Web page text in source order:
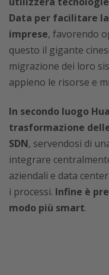
Data per facilitare
imprese, favorendo
questo il gigante
migrazione dei loro
appieno le risorse e
In secondo luogo
trasformazione
SDN, servendosi di
integrare
aziendali e data
i processi. Infine è
modo più smart.